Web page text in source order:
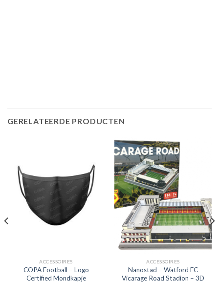
GERELATEERDE PRODUCTEN
ACCESSOIRES
COPA Football – Logo
Certified Mondkapje
ACCESSOIRES
Nanostad – Watford FC
Vicarage Road Stadion – 3D